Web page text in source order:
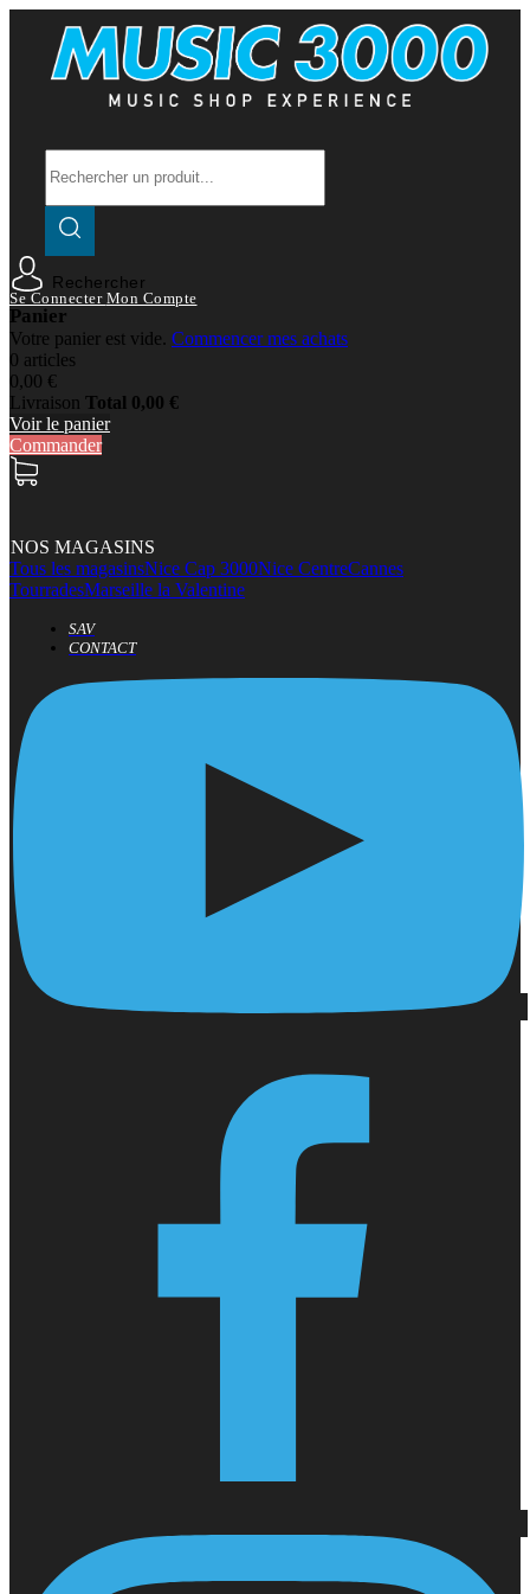
Rechercher
Se Connecter Mon Compte
Panier
Votre panier est vide. Commencer mes achats
0 articles
0,00 €
Livraison Total 0,00 €
Voir le panier
Commander
NOS MAGASINS
Tous les magasinsNice Cap 3000Nice CentreCannes
TourradesMarseille la Valentine
SAV
CONTACT